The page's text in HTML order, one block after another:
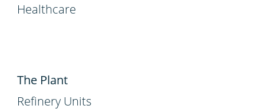
Healthcare
The Plant
Refinery Units